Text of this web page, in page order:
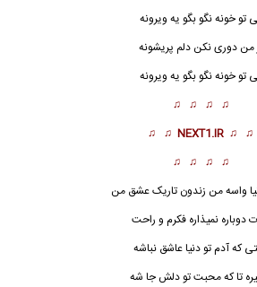
تو خونه نگو بگو یه ویرونه
من دوری نکن دلم پریشونه
تو خونه نگو بگو یه ویرونه
♫ ♫ ♫ ♫
♫ ♫
NEXT1.IR
♫ ♫
♫ ♫ ♫ ♫
واسه من زندون تاریک عشق من
دوباره نمیذاره فکرم و راحت
که آدم تو دنیا عاشق نباشه
تا که محبت تو دلش جا شه